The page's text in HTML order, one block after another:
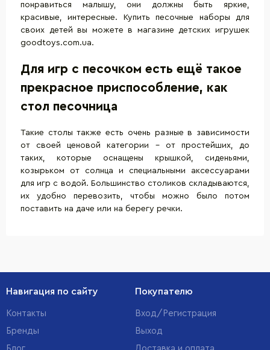
понравиться малышу, они должны быть яркие,
красивые, интересные. Купить песочные наборы для
своих детей вы можете в магазине детских игрушек
goodtoys.com.ua.
Для игр с песочком есть ещё такое
прекрасное приспособление, как
стол песочница
Такие столы также есть очень разные в зависимости
от своей ценовой категории – от простейших, до
таких, которые оснащены крышкой, сиденьями,
козырьком от солнца и специальными аксессуарами
для игр с водой. Большинство столиков складываются,
их удобно перевозить, чтобы можно было потом
поставить на даче или на берегу речки.
Навигация по сайту
Контакты
Бренды
Покупателю
Вход/Регистрация
Выход